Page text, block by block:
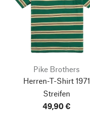
Pike Brothers
Herren-T-Shirt 1971
Streifen
49,90 €